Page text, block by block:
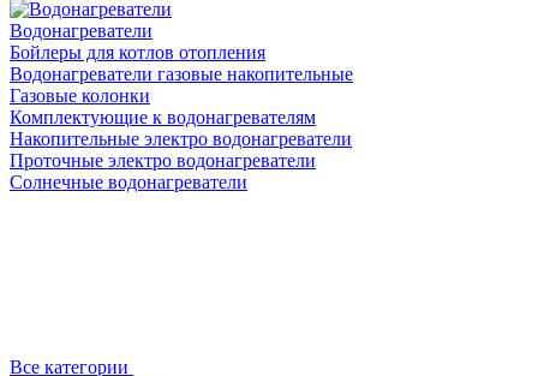
Водонагреватели
Бойлеры для котлов отопления
Водонагреватели газовые накопительные
Газовые колонки
Комплектующие к водонагревателям
Накопительные электро водонагреватели
Проточные электро водонагреватели
Солнечные водонагреватели
Все категории